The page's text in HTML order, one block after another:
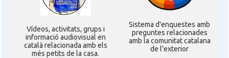
Ví­deos, activitats, grups i
informació audiovisual en
català relacionada amb els
més petits de la casa.
Sistema d'enquestes amb
preguntes relacionades
amb la comunitat catalana
de l'exterior